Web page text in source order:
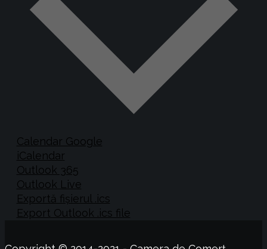
Calendar Google
iCalendar
Outlook 365
Outlook Live
Exportă fișierul .ics
Export Outlook .ics file